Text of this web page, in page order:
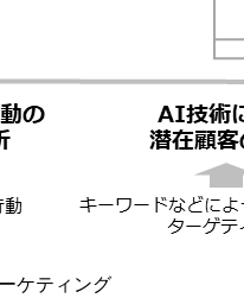
ケティング